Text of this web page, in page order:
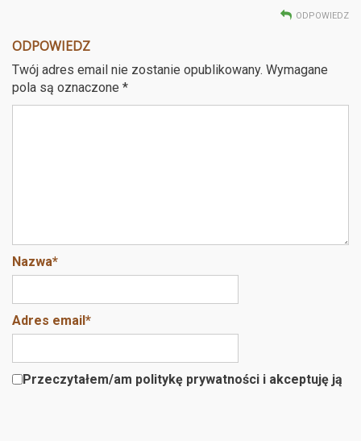
ODPOWIEDZ
ODPOWIEDZ
Twój adres email nie zostanie opublikowany. Wymagane
pola są oznaczone *
Nazwa*
Adres email*
Przeczytałem/am politykę prywatności i akceptuję ją